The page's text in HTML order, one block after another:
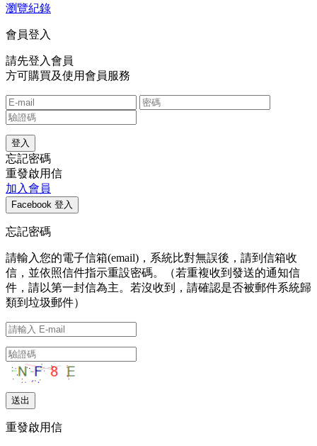
瀏覽紀錄
會員登入
請先登入會員
方可購買及使用會員服務
忘記密碼
重發啟用信
加入會員
忘記密碼
請輸入您的電子信箱(email)，系統比對無誤後，請到信箱收
信，並依照信件指示重設密碼。（若重複收到發送的通知信
件，請以第一封信為主。若沒收到，請確認是否被郵件系統歸
類到垃圾郵件）
重發啟用信